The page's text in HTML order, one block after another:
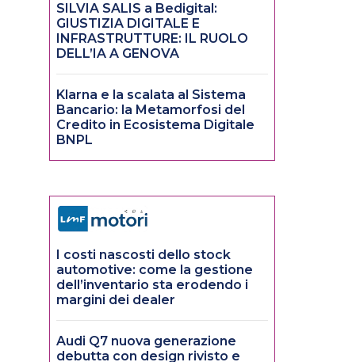
SILVIA SALIS a Bedigital:
GIUSTIZIA DIGITALE E
INFRASTRUTTURE: IL RUOLO
DELL’IA A GENOVA
Klarna e la scalata al Sistema
Bancario: la Metamorfosi del
Credito in Ecosistema Digitale
BNPL
I costi nascosti dello stock
automotive: come la gestione
dell’inventario sta erodendo i
margini dei dealer
Audi Q7 nuova generazione
debutta con design rivisto e